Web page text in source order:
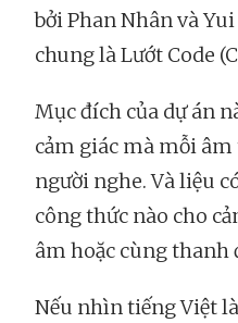
bởi Phan Nhân và
chung là Lướt Code
Mục đích của dự án
cảm giác mà mỗi
người nghe. Và liệu
công thức nào cho
âm hoặc cùng thanh
Nếu nhìn tiếng Việt